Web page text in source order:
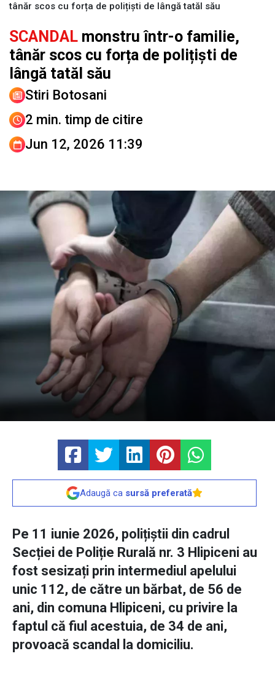
tânăr scos cu forța de polițiști de lângă tatăl său
SCANDAL monstru într-o familie,
tânăr scos cu forța de polițiști de
lângă tatăl său
Stiri Botosani
2 min. timp de citire
Jun 12, 2026 11:39
Adaugă ca sursă preferată
Pe 11 iunie 2026, polițiștii din cadrul
Secției de Poliție Rurală nr. 3 Hlipiceni au
fost sesizați prin intermediul apelului
unic 112, de către un bărbat, de 56 de
ani, din comuna Hlipiceni, cu privire la
faptul că fiul acestuia, de 34 de ani,
provoacă scandal la domiciliu.